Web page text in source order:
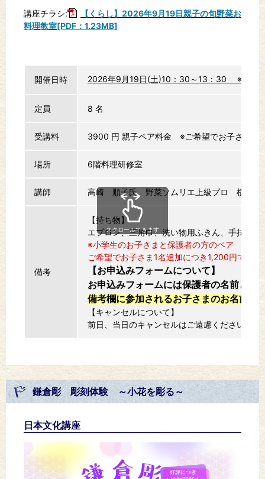
講座チラシ:
【くらし】2026年9月19日親子の旬野菜お
料理教室[PDF：1.23MB]
開催日時 2026年9月19日(土)10：30～13：30 ※キャ
定員 8 名
受講料 3900 円 親子ペア料金 ※ご希望でお子さま1
場所 6階料理研修室
講師 高崎 順子氏 野菜ソムリエ上級プロ 横浜野
備考
【持ち物】
エプロン、三角巾、洗い物用ふきん、手拭き用
※小学生のお子さまと保護者の方のペア 先着8
ご希望でお子さま1名追加につき1,200円でご
【お申込みフォームについて】
お申込みフォームには保護者の名前とご
備考欄に参加されるお子さまのお名前（
【キャンセルについて】
前日、当日のキャンセルはご遠慮ください。
スクロールできます
鎌倉彫 彫刻体験 ～小花を彫る～
日本文化講座